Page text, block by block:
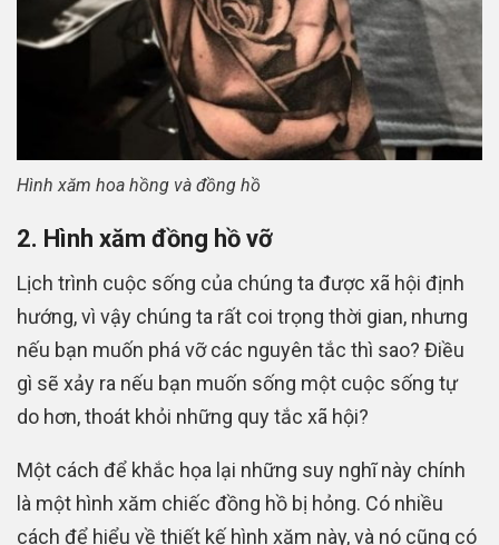
Hình xăm hoa hồng và đồng hồ
2. Hình xăm đồng hồ vỡ
Lịch trình cuộc sống của chúng ta được xã hội định
hướng, vì vậy chúng ta rất coi trọng thời gian, nhưng
nếu bạn muốn phá vỡ các nguyên tắc thì sao? Điều
gì sẽ xảy ra nếu bạn muốn sống một cuộc sống tự
do hơn, thoát khỏi những quy tắc xã hội?
Một cách để khắc họa lại những suy nghĩ này chính
là một hình xăm chiếc đồng hồ bị hỏng. Có nhiều
cách để hiểu về thiết kế hình xăm này, và nó cũng có